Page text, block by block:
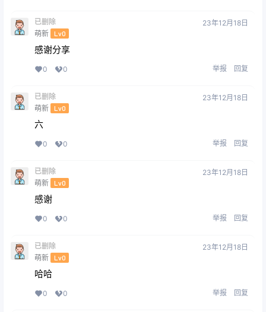
已删除
萌新 Lv0
23年12月18日
感谢分享
0 0 举报 回复
已删除
萌新 Lv0
23年12月18日
六
0 0 举报 回复
已删除
萌新 Lv0
23年12月18日
感谢
0 0 举报 回复
已删除
萌新 Lv0
23年12月18日
哈哈
0 0 举报 回复